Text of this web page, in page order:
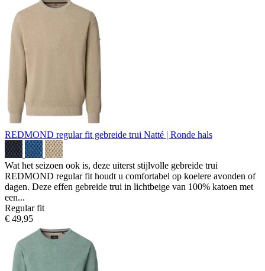
REDMOND regular fit gebreide trui Natté | Ronde hals
Wat het seizoen ook is, deze uiterst stijlvolle gebreide trui
REDMOND regular fit houdt u comfortabel op koelere avonden of
dagen. Deze effen gebreide trui in lichtbeige van 100% katoen met
een...
Regular fit
€ 49,95